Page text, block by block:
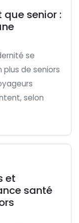
senior :
se
de seniors
selon
et
santé